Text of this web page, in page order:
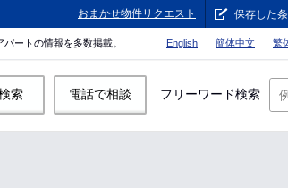
おまかせ物件リクエスト 保存した
ートの情報を多数掲載。 English 簡体中文 繁
索 電話で相談 フリーワード検索